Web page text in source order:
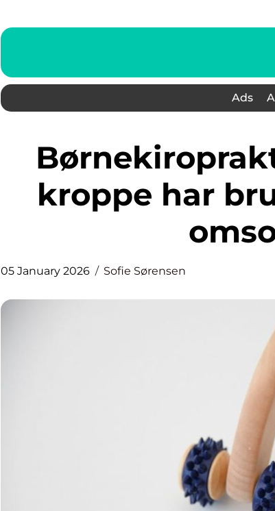
Ads
Børnekiropraktor: Når små
kroppe har
05 January 2026 Sofie Sørensen